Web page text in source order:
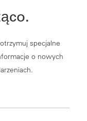
specjalne
o nowych